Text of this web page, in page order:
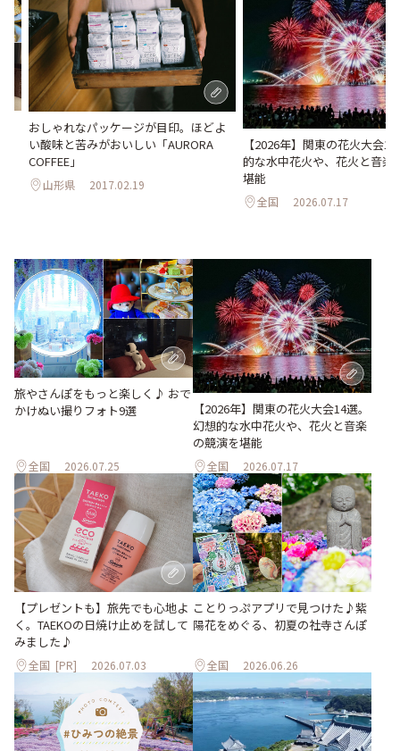
おしゃれなパッケージが目印。ほどよ
い酸味と苦みがおいしい「AURORA
COFFEE」
山形県 2017.02.19
【2026年】関東の花火大会
的な水中花火や、花火と音楽
堪能
全国 2026.07.17
旅やさんぽをもっと楽しく♪ おで
かけぬい撮りフォト9選
全国 2026.07.25
【2026年】関東の花火大会14選。
幻想的な水中花火や、花火と音楽
の競演を堪能
全国 2026.07.17
【プレゼントも】旅先でも心地よ
く。TAEKOの日焼け止めを試して
みました♪
全国 [PR] 2026.07.03
ことりっぷアプリで見つけた♪紫
陽花をめぐる、初夏の社寺さんぽ
全国 2026.06.26